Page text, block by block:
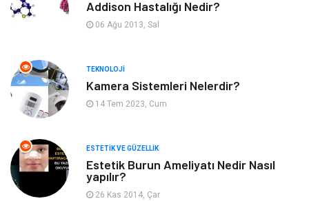
Organizasyon Hastalıklar
Kadın Hastalıkları Alternatif Tıp
Güzellik
Beslenme
Psikolojik Hastalıklar
Addison Hastalığı Nedir?
06 Ağu 2013, Sal
TEKNOLOJI
Kamera Sistemleri Nelerdir?
14 Tem 2023, Cum
ESTETIK VE GÜZELLIK
Estetik Burun Ameliyatı Nedir Nasıl
yapılır?
26 Kas 2014, Çar